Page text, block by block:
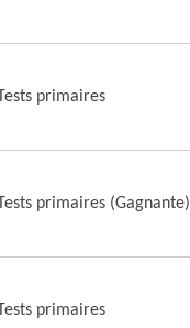
Tests primaires
Tests primaires (Gagnante)
Tests primaires